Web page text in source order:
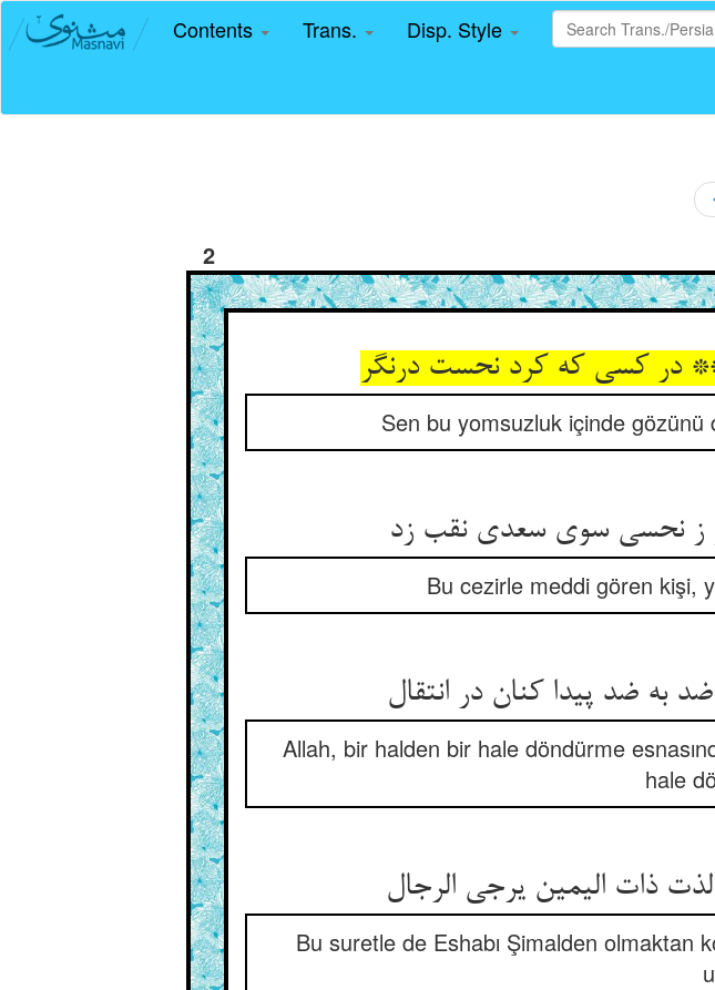
Contents Trans. Disp. Style
2
در کسی که کرد نحست درنگر
Sen bu yomsuzluk içinde
ز نحسی سوی سعدی نقب زد
Bu cezirle meddi gören kişi,
به ضد پیدا کنان در انتقال‏
Allah, bir halden bir hale döndürme
hale
ذات الیمین یرجی الرجال‏
Bu suretle de Eshabı Şimalden olmaktan